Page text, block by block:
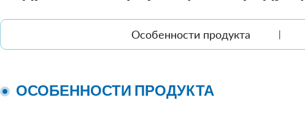
Особенности продукта
ОСОБЕННОСТИ ПРОДУКТА